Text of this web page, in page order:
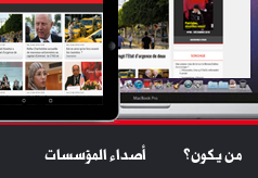
من يكون؟ أصداء المؤسسات